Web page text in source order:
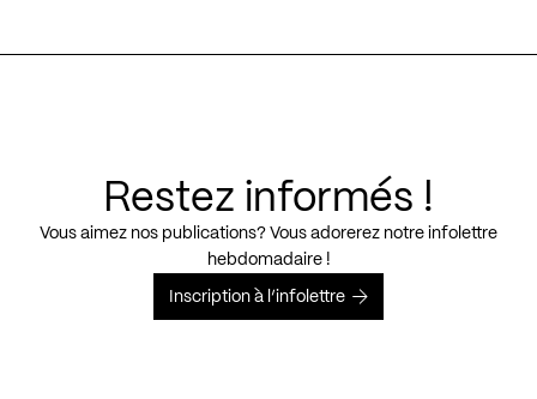
Restez informés !
Vous aimez nos publications? Vous adorerez notre infolettre
hebdomadaire !
Inscription à l’infolettre